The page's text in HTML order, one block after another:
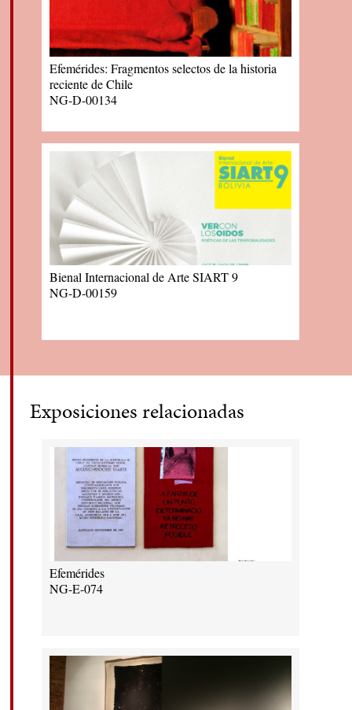
Efemérides: Fragmentos selectos de la historia
reciente de Chile
NG-D-00134
Bienal Internacional de Arte SIART 9
NG-D-00159
Exposiciones relacionadas
Efemérides
NG-E-074